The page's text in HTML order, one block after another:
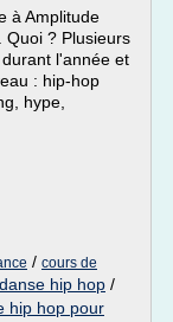
à Amplitude
Quoi ? Plusieurs
l'année et
: hip-hop
hype,
/ cours de
hip hop /
hip hop pour